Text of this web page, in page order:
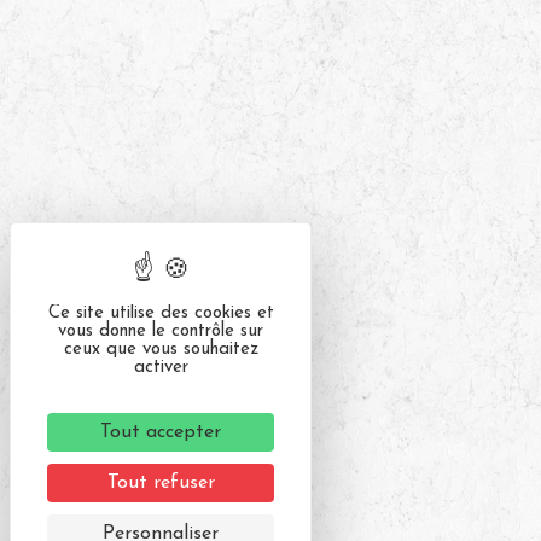
Ce site utilise des cookies et
vous donne le contrôle sur
ceux que vous souhaitez
activer
Tout accepter
Tout refuser
Personnaliser